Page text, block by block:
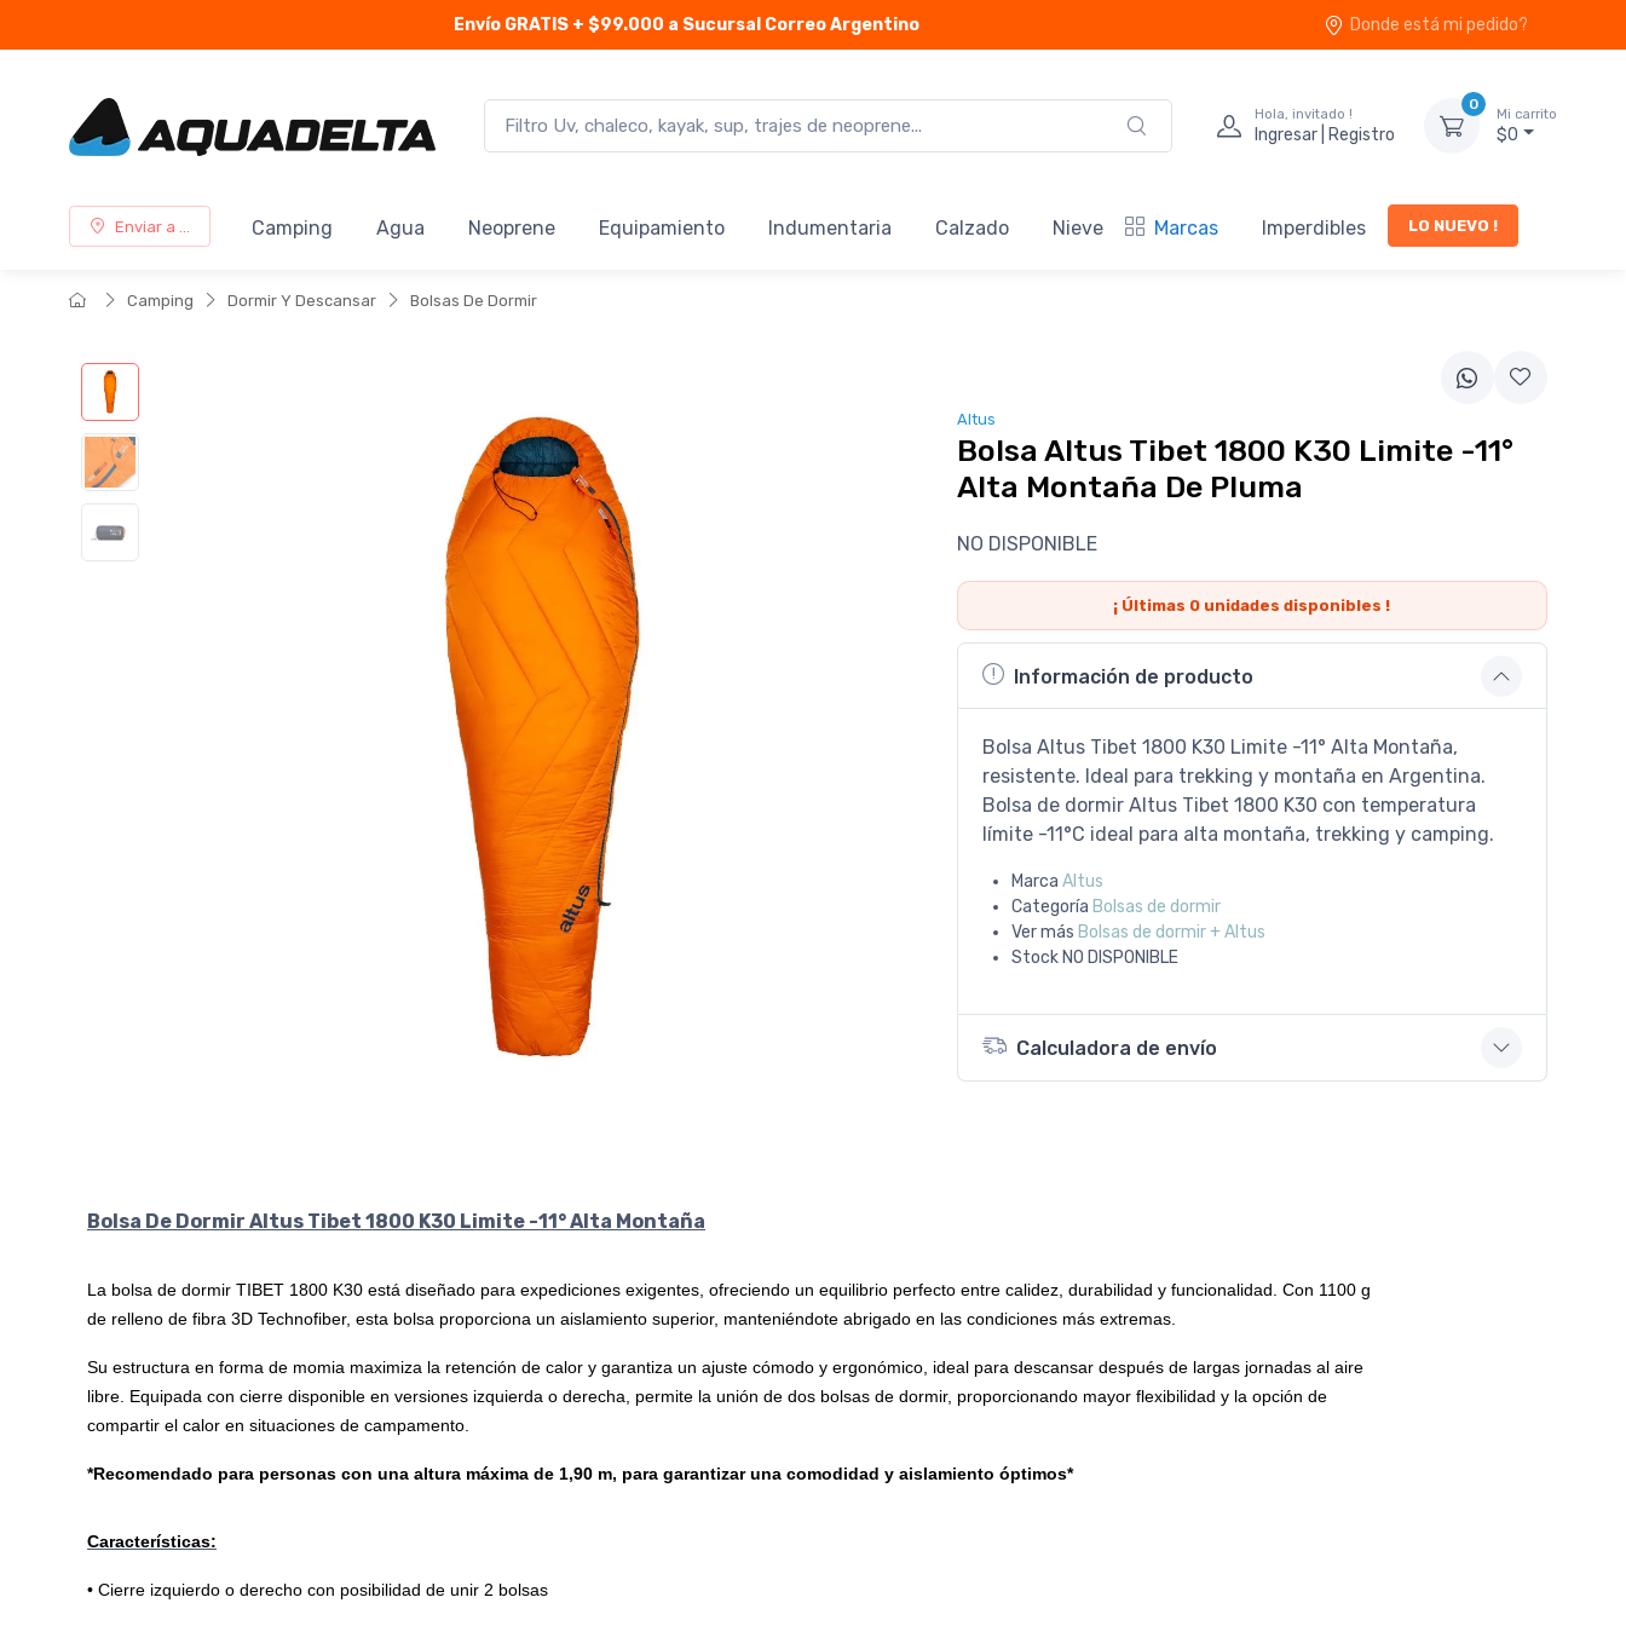
Envío GRATIS + $99.000 a Sucursal Correo Argentino Donde está mi pedido?
Hola, invitado !
Ingresar | Registro
0
Mi carrito
$0
Enviar a ... Camping Agua Neoprene Equipamiento Indumentaria Calzado Nieve Marcas Imperdibles LO NUEVO !
Camping Dormir Y Descansar Bolsas De Dormir
Altus
Bolsa Altus Tibet 1800 K30 Limite -11°
Alta Montaña De Pluma
NO DISPONIBLE
¡ Últimas 0 unidades disponibles !
Información de producto
Bolsa Altus Tibet 1800 K30 Limite -11° Alta Montaña,
resistente. Ideal para trekking y montaña en Argentina.
Bolsa de dormir Altus Tibet 1800 K30 con temperatura
límite -11°C ideal para alta montaña, trekking y camping.
Marca Altus
Categoría Bolsas de dormir
Ver más Bolsas de dormir + Altus
Stock NO DISPONIBLE
Calculadora de envío
Bolsa De Dormir Altus Tibet 1800 K30 Limite -11° Alta Montaña
La bolsa de dormir TIBET 1800 K30 está diseñado para expediciones exigentes, ofreciendo un equilibrio perfecto entre calidez, durabilidad y funcionalidad. Con 1100 g
de relleno de fibra 3D Technofiber, esta bolsa proporciona un aislamiento superior, manteniéndote abrigado en las condiciones más extremas.
Su estructura en forma de momia maximiza la retención de calor y garantiza un ajuste cómodo y ergonómico, ideal para descansar después de largas jornadas al aire
libre. Equipada con cierre disponible en versiones izquierda o derecha, permite la unión de dos bolsas de dormir, proporcionando mayor flexibilidad y la opción de
compartir el calor en situaciones de campamento.
*Recomendado para personas con una altura máxima de 1,90 m, para garantizar una comodidad y aislamiento óptimos*
Características:
• Cierre izquierdo o derecho con posibilidad de unir 2 bolsas